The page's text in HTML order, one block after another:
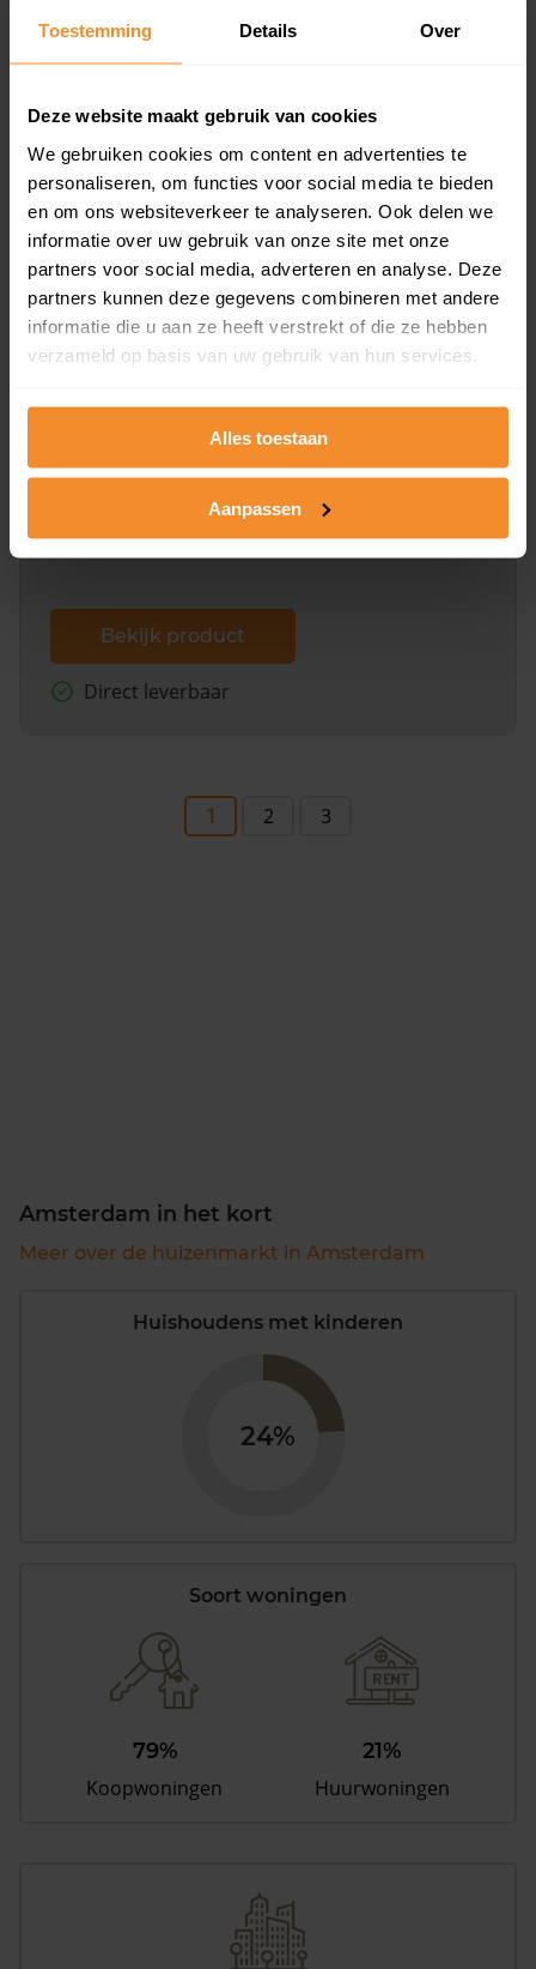
Toestemming Details Over
Deze website maakt gebruik van cookies
We gebruiken cookies om content en advertenties te
personaliseren, om functies voor social media te bieden
en om ons websiteverkeer te analyseren. Ook delen we
informatie over uw gebruik van onze site met onze
partners voor social media, adverteren en analyse. Deze
partners kunnen deze gegevens combineren met andere
informatie die u aan ze heeft verstrekt of die ze hebben
verzameld op basis van uw gebruik van hun services.
Alles toestaan
Aanpassen
Een overzicht van alle verkochte woningen (koopsom
en koopdatum) binnen een postcodegebied. Dit
Bekijk product
Direct leverbaar
Een uitgebreid overzicht van het perceel en
dit inclusief de luchtfoto!
Bekijk product
Direct leverbaar
1 2 3
Amsterdam in het kort
Meer over de huizenmarkt in Amsterdam
Huishoudens met kinderen
24%
Soort woningen
79%
Koopwoningen
21%
Huurwoningen